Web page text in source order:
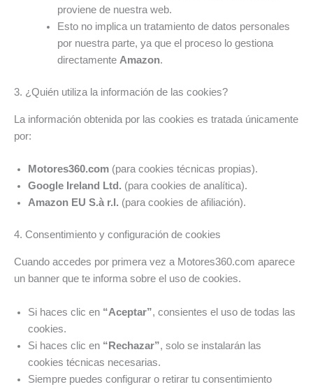
proviene de nuestra web.
Esto no implica un tratamiento de datos personales
por nuestra parte, ya que el proceso lo gestiona
directamente Amazon.
3. ¿Quién utiliza la información de las cookies?
La información obtenida por las cookies es tratada únicamente
por:
Motores360.com (para cookies técnicas propias).
Google Ireland Ltd. (para cookies de analítica).
Amazon EU S.à r.l. (para cookies de afiliación).
4. Consentimiento y configuración de cookies
Cuando accedes por primera vez a Motores360.com aparece
un banner que te informa sobre el uso de cookies.
Si haces clic en “Aceptar”, consientes el uso de todas las
cookies.
Si haces clic en “Rechazar”, solo se instalarán las
cookies técnicas necesarias.
Siempre puedes configurar o retirar tu consentimiento